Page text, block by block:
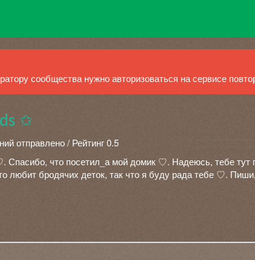
сообщества нужно авторизоваться на сервисе
✩
отправлено / Рейтинг 0.5
что посетил_а мой домик ♡. Надеюсь, тебе тут
любит бродячих деток, так что я буду рада тебе ♡.